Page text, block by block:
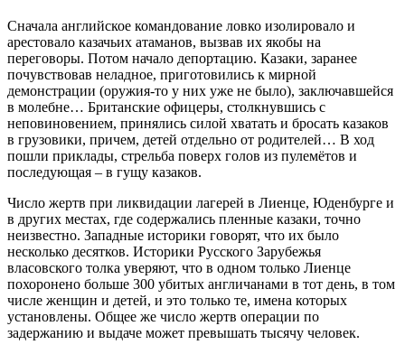
Сначала английское командование ловко изолировало и
арестовало казачьих атаманов, вызвав их якобы на
переговоры. Потом начало депортацию. Казаки, заранее
почувствовав неладное, приготовились к мирной
демонстрации (оружия-то у них уже не было), заключавшейся
в молебне… Британские офицеры, столкнувшись с
неповиновением, принялись силой хватать и бросать казаков
в грузовики, причем, детей отдельно от родителей… В ход
пошли приклады, стрельба поверх голов из пулемётов и
последующая – в гущу казаков.
Число жертв при ликвидации лагерей в Лиенце, Юденбурге и
в других местах, где содержались пленные казаки, точно
неизвестно. Западные историки говорят, что их было
несколько десятков. Историки Русского Зарубежья
власовского толка уверяют, что в одном только Лиенце
похоронено больше 300 убитых англичанами в тот день, в том
числе женщин и детей, и это только те, имена которых
установлены. Общее же число жертв операции по
задержанию и выдаче может превышать тысячу человек.